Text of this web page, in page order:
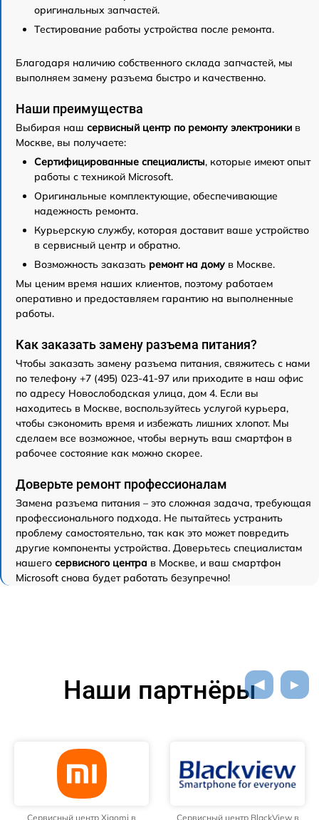
оригинальных запчастей.
Тестирование работы устройства после ремонта.
Благодаря наличию собственного склада запчастей, мы
выполняем замену разъема быстро и качественно.
Наши преимущества
Выбирая наш сервисный центр по ремонту электроники в
Москве, вы получаете:
Сертифицированные специалисты, которые имеют опыт
работы с техникой Microsoft.
Оригинальные комплектующие, обеспечивающие
надежность ремонта.
Курьерскую службу, которая доставит ваше устройство
в сервисный центр и обратно.
Возможность заказать ремонт на дому в Москве.
Мы ценим время наших клиентов, поэтому работаем
оперативно и предоставляем гарантию на выполненные
работы.
Как заказать замену разъема питания?
Чтобы заказать замену разъема питания, свяжитесь с нами
по телефону +7 (495) 023-41-97 или приходите в наш офис
по адресу Новослободская улица, дом 4. Если вы
находитесь в Москве, воспользуйтесь услугой курьера,
чтобы сэкономить время и избежать лишних хлопот. Мы
сделаем все возможное, чтобы вернуть ваш смартфон в
рабочее состояние как можно скорее.
Доверьте ремонт профессионалам
Замена разъема питания – это сложная задача, требующая
профессионального подхода. Не пытайтесь устранить
проблему самостоятельно, так как это может повредить
другие компоненты устройства. Доверьтесь специалистам
нашего сервисного центра в Москве, и ваш смартфон
Microsoft снова будет работать безупречно!
Наши партнёры
Сервисный центр Xiaomi в
Сервисный центр BlackView в